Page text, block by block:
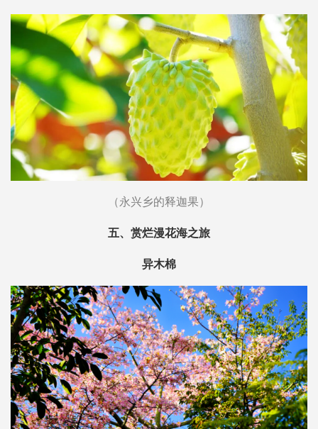
（永兴乡的释迦果）
五、赏烂漫花海之旅
异木棉